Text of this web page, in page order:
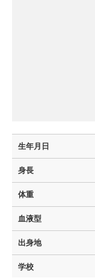
生年月日
身長
体重
血液型
出身地
学校